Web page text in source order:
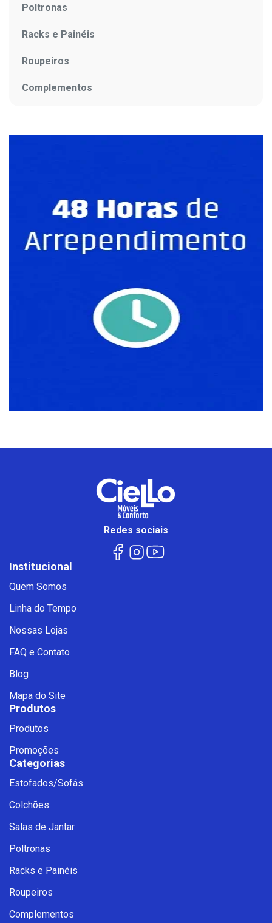
Poltronas
Racks e Painéis
Roupeiros
Complementos
Redes sociais
Institucional
Quem Somos
Linha do Tempo
Nossas Lojas
FAQ e Contato
Blog
Mapa do Site
Produtos
Produtos
Promoções
Categorias
Estofados/Sofás
Colchões
Salas de Jantar
Poltronas
Racks e Painéis
Roupeiros
Complementos